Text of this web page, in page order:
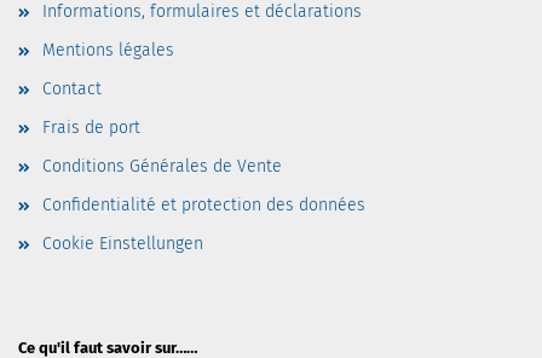
Informations, formulaires et déclarations
Mentions légales
Contact
Frais de port
Conditions Générales de Vente
Confidentialité et protection des données
Cookie Einstellungen
Ce qu'il faut savoir sur……